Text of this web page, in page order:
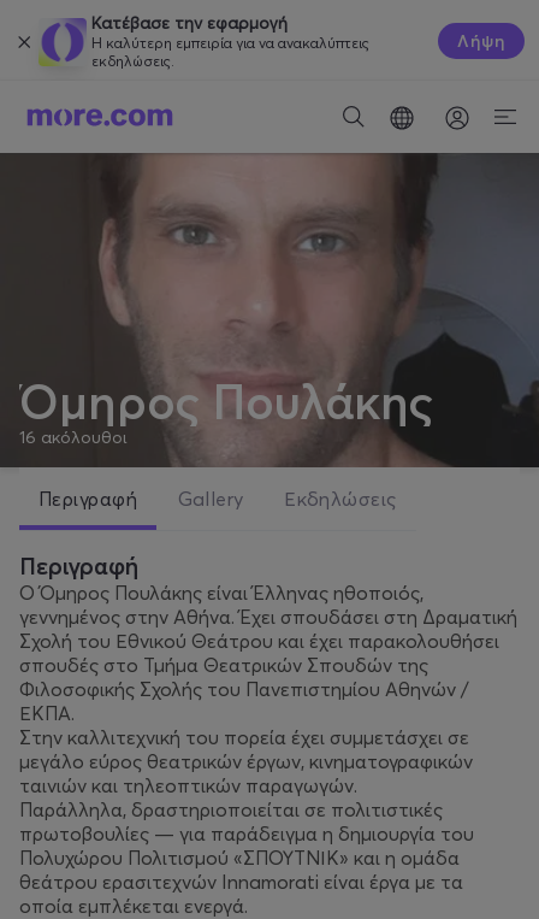
Κατέβασε την εφαρμογή
Η καλύτερη εμπειρία για να ανακαλύπτεις
εκδηλώσεις.
Λήψη
Όμηρος Πουλάκης
16 ακόλουθοι
Περιγραφή Gallery Εκδηλώσεις
Περιγραφή
Ο Όμηρος Πουλάκης είναι Έλληνας ηθοποιός,
γεννημένος στην Αθήνα. Έχει σπουδάσει στη Δραματική
Σχολή του Εθνικού Θεάτρου και έχει παρακολουθήσει
σπουδές στο Τμήμα Θεατρικών Σπουδών της
Φιλοσοφικής Σχολής του Πανεπιστημίου Αθηνών /
ΕΚΠΑ.
Στην καλλιτεχνική του πορεία έχει συμμετάσχει σε
μεγάλο εύρος θεατρικών έργων, κινηματογραφικών
ταινιών και τηλεοπτικών παραγωγών.
Παράλληλα, δραστηριοποιείται σε πολιτιστικές
πρωτοβουλίες — για παράδειγμα η δημιουργία του
Πολυχώρου Πολιτισμού «ΣΠΟΥΤΝΙΚ» και η ομάδα
θεάτρου ερασιτεχνών Innamorati είναι έργα με τα
οποία εμπλέκεται ενεργά.